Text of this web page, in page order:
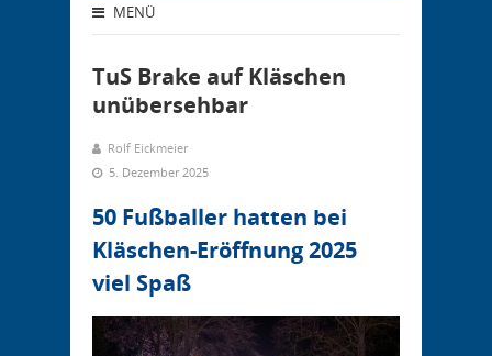
MENÜ
TuS Brake auf Kläschen
unübersehbar
Rolf Eickmeier
5. Dezember 2025
50 Fußballer hatten bei
Kläschen-Eröffnung 2025
viel Spaß